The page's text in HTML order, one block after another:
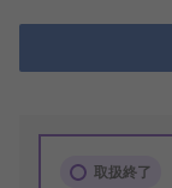
取扱終了